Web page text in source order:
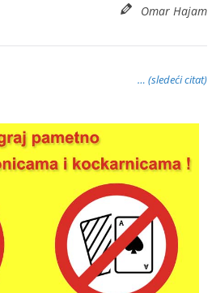
Omar Hajam
… (sledeći citat)